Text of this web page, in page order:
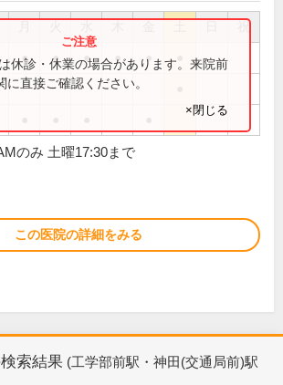
祝
● ● ● ● ●
休診・休業の場合があります。来院前
に直接ご確認ください。
×閉じる
のみ 土曜17:30まで
この医院の詳細をみる
索結果 (工学部前駅・神田(交通局前)駅